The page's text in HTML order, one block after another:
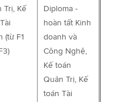
Trị, Kế
(từ F1
Diploma -
hoàn tất Kinh
doanh và
Công Nghệ,
Kế toán
Quản Trị, Kế
toán Tài